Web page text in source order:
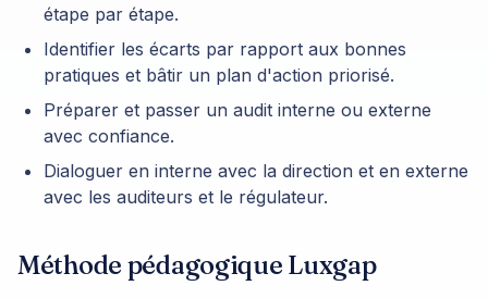
étape par étape.
Identifier les écarts par rapport aux bonnes
pratiques et bâtir un plan d'action priorisé.
Préparer et passer un audit interne ou externe
avec confiance.
Dialoguer en interne avec la direction et en externe
avec les auditeurs et le régulateur.
Méthode pédagogique Luxgap